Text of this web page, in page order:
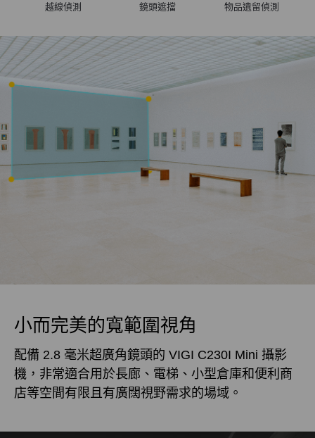
越線偵測 鏡頭遮擋 物品遺留偵測
小而完美的寬範圍視角
配備 2.8 毫米超廣角鏡頭的 VIGI C230I Mini 攝影
機，非常適合用於長廊、電梯、小型倉庫和便利商
店等空間有限且有廣闊視野需求的場域。